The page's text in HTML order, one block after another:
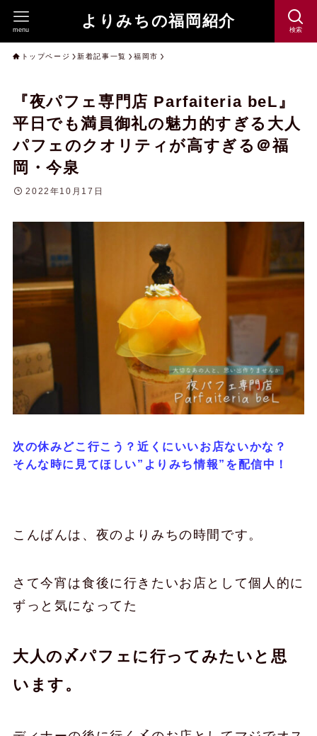
よりみちの福岡紹介 検索
menu
トップページ 新着記事一覧 福岡市
『夜パフェ専門店 Parfaiteria beL』
平日でも満員御礼の魅力的すぎる大人
パフェのクオリティが高すぎる＠福
岡・今泉
2022年10月17日
次の休みどこ行こう？近くにいいお店ないかな？
そんな時に見てほしい”よりみち情報”を配信中！
こんばんは、夜のよりみちの時間です。
さて今宵は食後に行きたいお店として個人的に
ずっと気になってた
大人の〆パフェに行ってみたいと思
います。